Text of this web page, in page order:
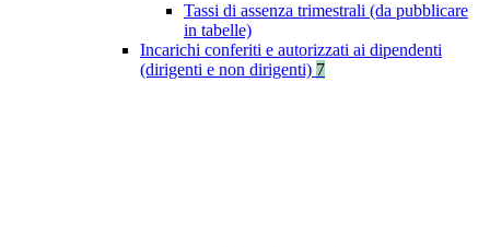
Tassi di assenza trimestrali (da pubblicare
in tabelle)
Incarichi conferiti e autorizzati ai dipendenti
(dirigenti e non dirigenti) 7